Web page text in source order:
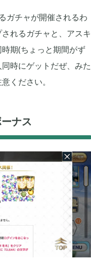
ガチャが開催されるわ
れるガチャと、アスキ
期(ちょっと期間がず
時にゲットだぜ、みた
ください。
ナス
1
1
1